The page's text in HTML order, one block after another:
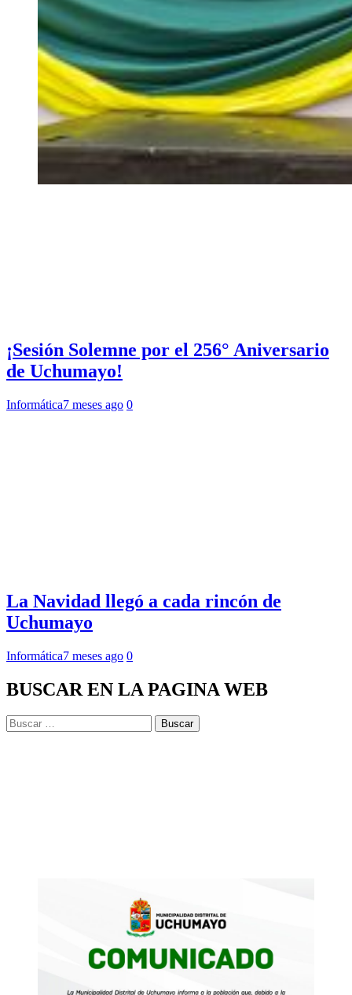
¡Sesión Solemne por el 256° Aniversario
de Uchumayo!
Informática7 meses ago 0
La Navidad llegó a cada rincón de
Uchumayo
Informática7 meses ago 0
BUSCAR EN LA PAGINA WEB
Buscar: